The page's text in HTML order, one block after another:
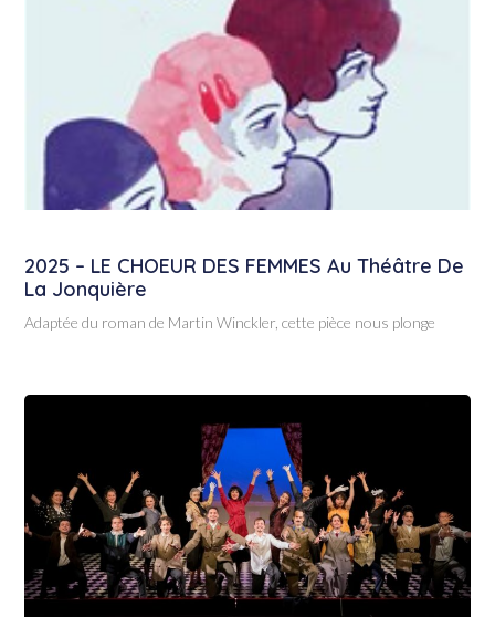
2025 – LE CHOEUR DES FEMMES Au Théâtre De
La Jonquière
Adaptée du roman de Martin Winckler, cette pièce nous plonge